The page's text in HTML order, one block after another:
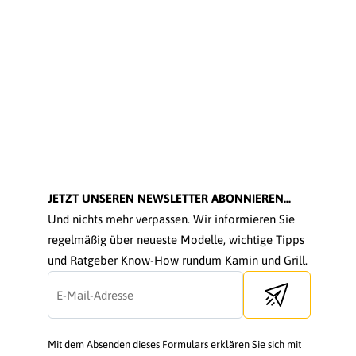
JETZT UNSEREN NEWSLETTER ABONNIEREN...
Und nichts mehr verpassen. Wir informieren Sie
regelmäßig über neueste Modelle, wichtige Tipps
und Ratgeber Know-How rundum Kamin und Grill.
Send newsletter
Mit dem Absenden dieses Formulars erklären Sie sich mit